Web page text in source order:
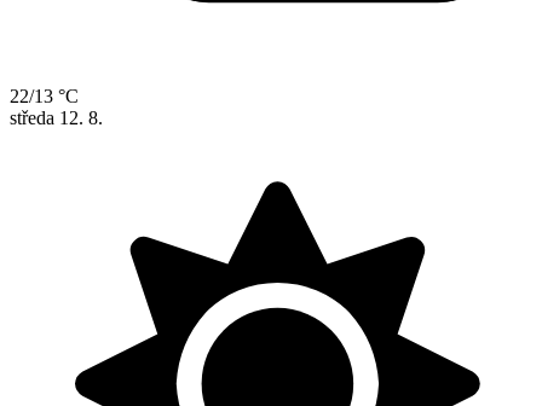
22/13 °C
středa 12. 8.